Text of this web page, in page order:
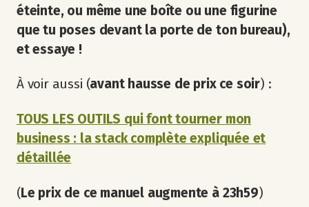
éteinte, ou même une boîte ou une figurine
que tu poses devant la porte de ton bureau),
et essaye !
À voir aussi (avant hausse de prix ce soir) :
TOUS LES OUTILS qui font tourner mon
business : la stack complète expliquée et
détaillée
(Le prix de ce manuel augmente à 23h59)